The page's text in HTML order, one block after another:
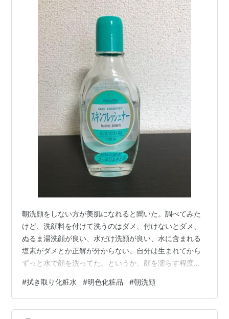
朝洗顔をしない方が美肌になれると聞いた。調べてみた
けど、洗顔料を付けて洗うのはダメ、付けないとダメ、
ぬるま湯洗顔が良い、水だけ洗顔が良い、水に含まれる
塩素がダメとか正解が分からない。自分は生まれてから
ずっと水で顔を洗ってた。というか、顔を濡らす程度で
い？ 朝の洗顔代わりに拭き取り化粧水を使うという動画
が結構出てきたので早速試す事に。そもそも拭き取り化
粧水というものを使ったことがないので、1番安い明色ス
#拭き取り化粧水 #明色化粧品 #朝洗顔